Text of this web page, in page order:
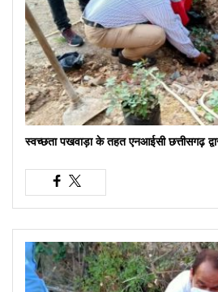
स्वच्छता पखवाड़ा के तहत एनआईसी छत्तीसगढ़